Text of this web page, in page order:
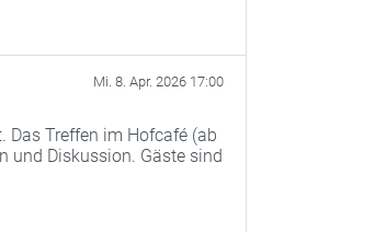
Mi. 8. Apr. 2026 17:00
Treffen im Hofcafé (ab
und Diskussion. Gäste sind